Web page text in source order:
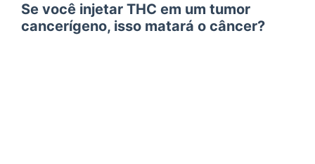
Se você injetar THC em um tumor
cancerígeno, isso matará o câncer?